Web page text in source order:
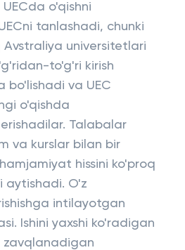
o'qishni
tanlashadi, chunki
universitetlari
to'g'ri kirish
bo'lishadi va UEC
o'qishda
Talabalar
va kurslar bilan bir
hissini ko'proq
aytishadi. O'z
intilayotgan
Ishini yaxshi ko'radigan
zavqlanadigan